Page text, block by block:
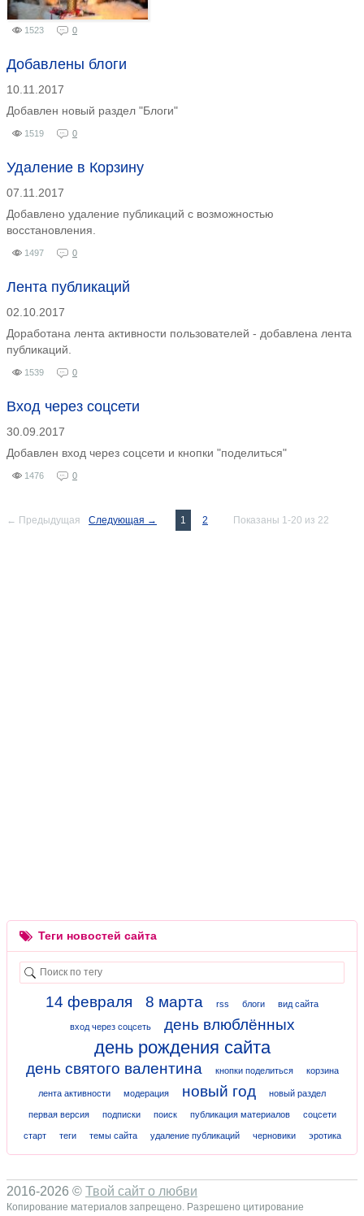
1523 0
Добавлены блоги
10.11.2017
Добавлен новый раздел "Блоги"
1519 0
Удаление в Корзину
07.11.2017
Добавлено удаление публикаций с возможностью
восстановления.
1497 0
Лента публикаций
02.10.2017
Доработана лента активности пользователей - добавлена лента
публикаций.
1539 0
Вход через соцсети
30.09.2017
Добавлен вход через соцсети и кнопки "поделиться"
1476 0
← Предыдущая Следующая → 1 2 Показаны 1-20 из 22
Теги новостей сайта
14 февраля 8 марта rss блоги вид сайта
вход через соцсеть день влюблённых
день рождения сайта
день святого валентина кнопки поделиться корзина
лента активности модерация новый год новый раздел
первая версия подписки поиск публикация материалов соцсети
старт теги темы сайта удаление публикаций черновики эротика
2016-2026 © Твой сайт о любви
Копирование материалов запрещено. Разрешено цитирование